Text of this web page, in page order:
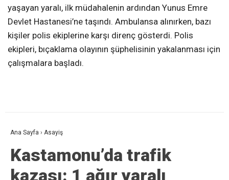
yaşayan yaralı, ilk müdahalenin ardından Yunus Emre
Devlet Hastanesi’ne taşındı. Ambulansa alınırken, bazı
kişiler polis ekiplerine karşı direnç gösterdi. Polis
ekipleri, bıçaklama olayının şüphelisinin yakalanması için
çalışmalara başladı.
Ana Sayfa › Asayiş
Kastamonu’da trafik
kazası: 1 ağır yaralı